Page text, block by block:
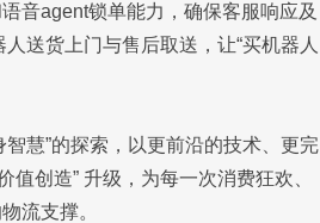
音agent锁单能力，确保客服响应及
送货上门与售后取送，让“买机器人
慧”的探索，以更前沿的技术、更完
值创造” 升级，为每一次消费狂欢、
流支撑。